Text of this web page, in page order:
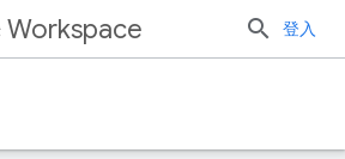
Workspace 登入